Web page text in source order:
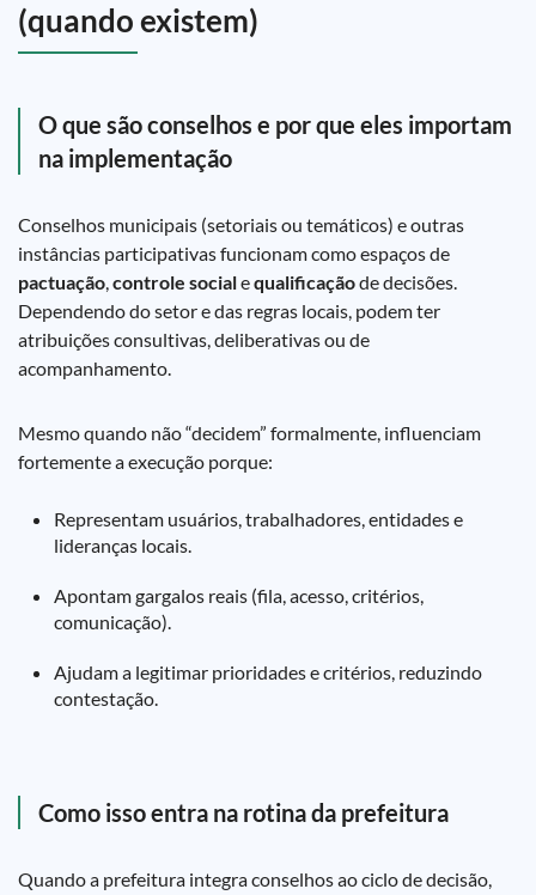
(quando existem)
O que são conselhos e por que eles importam
na implementação
Conselhos municipais (setoriais ou temáticos) e outras
instâncias participativas funcionam como espaços de
pactuação,controle socialequalificaçãode decisões.
Dependendo do setor e das regras locais, podem ter
atribuições consultivas, deliberativas ou de
acompanhamento.
Mesmo quando não “decidem” formalmente, influenciam
fortemente a execução porque:
Representam usuários, trabalhadores, entidades e
lideranças locais.
Apontam gargalos reais (fila, acesso, critérios,
comunicação).
Ajudam a legitimar prioridades e critérios, reduzindo
contestação.
Como isso entra na rotina da prefeitura
Quando a prefeitura integra conselhos ao ciclo de decisão,